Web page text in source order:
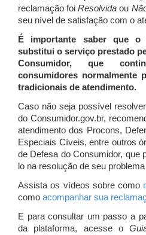
reclamação foiResolvida ou
seu nível de satisfação com o
É importante saber que o
substitui o serviço prestado
Consumidor, que
consumidores normalmente
tradicionais de atendimento.
Caso não seja possível
do Consumidor.gov.br,
atendimento dos Procons,
Especiais Cíveis, entre outros
de Defesa do Consumidor, que
lo na resolução de seu
Assista os vídeos sobre como
como acompanhar sua
E para consultar um passo a
da plataforma, acesse o